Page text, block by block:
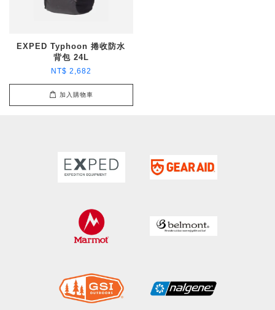
EXPED Typhoon 捲收防水
背包 24L
NT$ 2,682
加入購物車